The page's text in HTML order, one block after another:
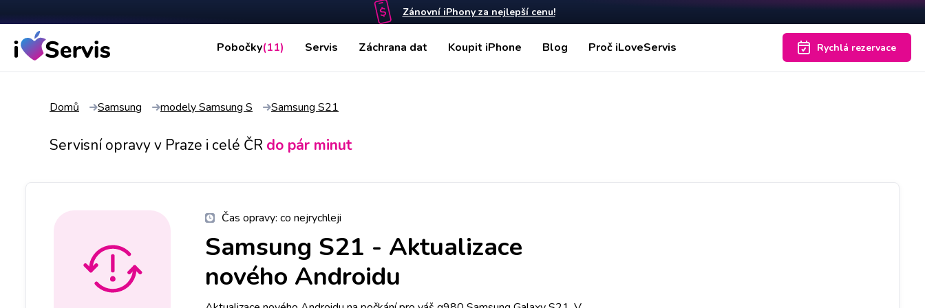
Zánovní iPhony za nejlepší cenu!
Pobočky(11) Servis Záchrana dat Koupit iPhone Blog Proč iLoveServis Rychlá rezervace
Domů Samsung modely Samsung S Samsung S21
Servisní opravy v Praze i celé ČR do pár minut
Čas opravy: co nejrychleji
Samsung S21 - Aktualizace
nového Androidu